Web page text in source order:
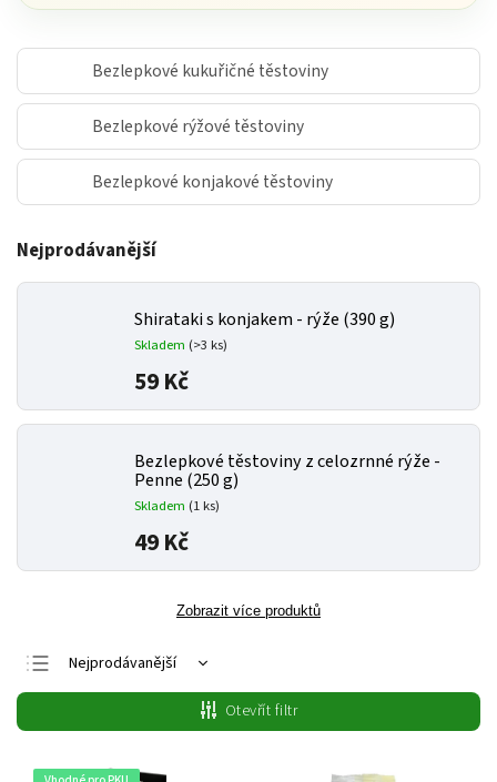
Bezlepkové kukuřičné těstoviny
Bezlepkové rýžové těstoviny
Bezlepkové konjakové těstoviny
Nejprodávanější
Shirataki s konjakem - rýže (390 g)
Skladem (>3 ks)
59 Kč
Bezlepkové těstoviny z celozrnné rýže -
Penne (250 g)
Skladem (1 ks)
49 Kč
Zobrazit více produktů
Nejprodávanější
Nejlevnější
Nejdražší
Abecedně
Otevřít filtr